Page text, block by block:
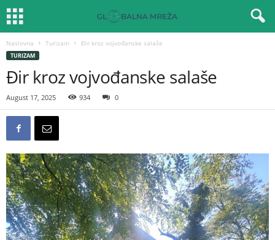
Naslovna Turizam Đir kroz vojvođanske salaše
TURIZAM
Đir kroz vojvođanske salaše
August 17, 2025 934 0